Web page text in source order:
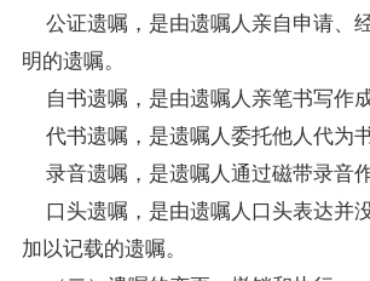
公证遗嘱，是由遗嘱人亲自申请、
明的遗嘱。
自书遗嘱，是由遗嘱人亲笔书写作成
代书遗嘱，是遗嘱人委托他人代为
录音遗嘱，是遗嘱人通过磁带录音作
口头遗嘱，是由遗嘱人口头表达并
加以记载的遗嘱。